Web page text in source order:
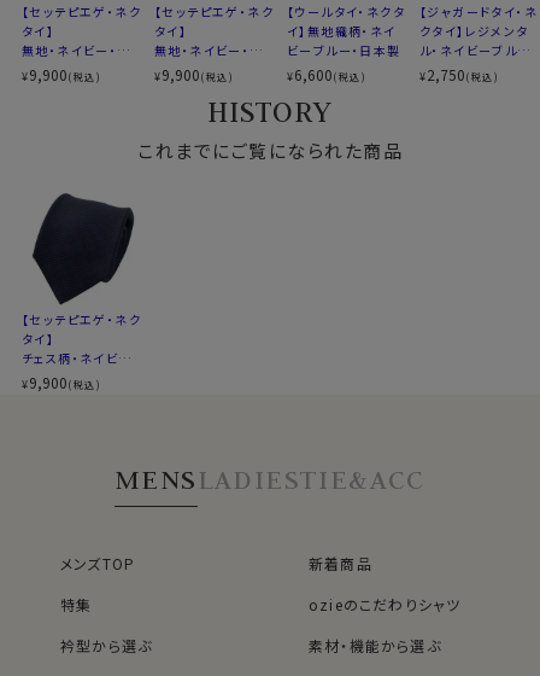
60819 set
【セッテピエゲ・ネク
タイ】
無地・ネイビー・日
本製
¥9,900(税込)
【セッテピエゲ・ネク
タイ】
無地・ネイビー・日
本製
¥9,900(税込)
【ウールタイ・ネクタ
イ】無地織柄・ネイ
ビーブルー・日本製
¥6,600(税込)
【ジャガードタイ・ネ
クタイ】レジメンタ
ル・ネイビーブルー
×サックスブルー
¥2,750(税込)
HISTORY
これまでにご覧になられた商品
【セッテピエゲ・ネク
タイ】
チェス柄・ネイビー
ブルー1・日本製
¥9,900(税込)
MENSLADIESTIE&ACC
メンズTOP
新着商品
特集
ozieのこだわりシャツ
衿型から選ぶ
素材・機能から選ぶ